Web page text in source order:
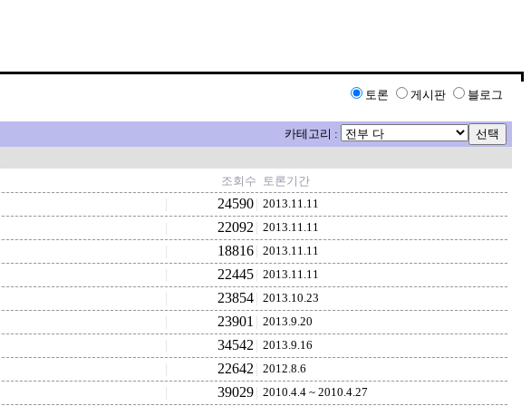
토론 게시판 블로그
카테고리 :
조회수 토론기간
| 24590| 2013.11.11
| 22092 | 2013.11.11
| 18816| 2013.11.11
| 22445| 2013.11.11
| 23854| 2013.10.23
| 23901 | 2013.9.20
| 34542 | 2013.9.16
| 22642 | 2012.8.6
| 39029| 2010.4.4 ~ 2010.4.27